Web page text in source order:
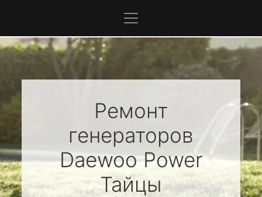
Ремонт
генераторов
Daewoo Power
Тайцы